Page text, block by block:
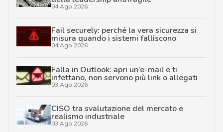
04 Ago 2026
Fail securely: perché la vera sicurezza si
misura quando i sistemi falliscono
04 Ago 2026
Falla in Outlook: apri un’e-mail e ti
infettano, non servono più link o allegati
03 Ago 2026
CISO tra svalutazione del mercato e
realismo industriale
03 Ago 2026